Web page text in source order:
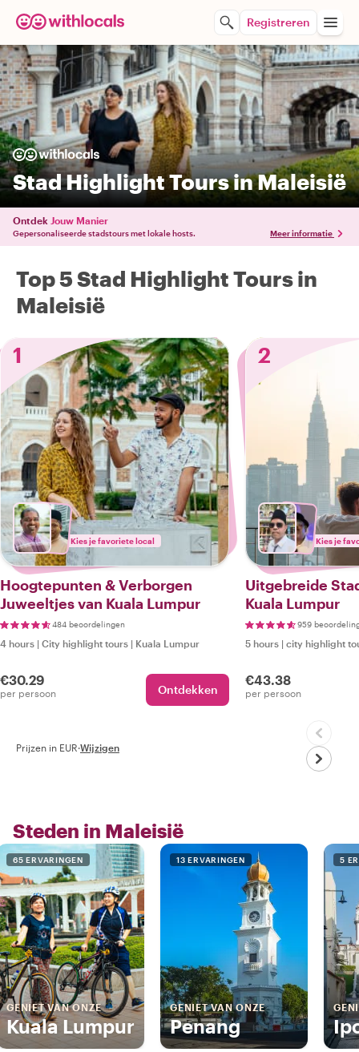
Registreren
Stad Highlight Tours in Maleisië
Ontdek Jouw Manier
Gepersonaliseerde stadstours met lokale hosts. Meer informatie
Top 5 Stad Highlight Tours in
Maleisië
1
Kies je favoriete local
Hoogtepunten & Verborgen
Juweeltjes van Kuala Lumpur
484 beoordelingen
4 hours | City highlight tours | Kuala Lumpur
€30.29
per persoon Ontdekken
2
Kies je
Uitgebreide
Kuala Lumpur
959
5 hours | city highlight
€43.38
per persoon
Prijzen in EUR·Wijzigen
Steden in Maleisië
65 ERVARINGEN
GENIET VAN ONZE
Kuala Lumpur
13 ERVARINGEN
GENIET VAN ONZE
Penang
5